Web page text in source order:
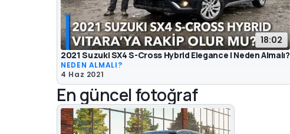
18:02
2021 Suzuki SX4 S-Cross Hybrid Elegance | Neden Almalı?
NEDEN ALMALI?
4 Haz 2021
En güncel fotoğraf